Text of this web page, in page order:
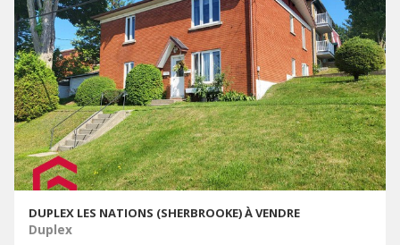
DUPLEX LES NATIONS (SHERBROOKE) À VENDRE
Duplex